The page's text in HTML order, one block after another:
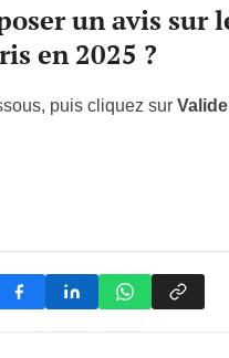
un avis sur
en 2025 ?
puis cliquez sur